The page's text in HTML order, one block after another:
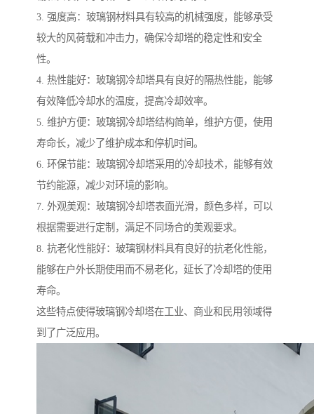
3. 强度高：玻璃钢材料具有较高的机械强度，能够承受
较大的风荷载和冲击力，确保冷却塔的稳定性和安全
性。
4. 热性能好：玻璃钢冷却塔具有良好的隔热性能，能够
有效降低冷却水的温度，提高冷却效率。
5. 维护方便：玻璃钢冷却塔结构简单，维护方便，使用
寿命长，减少了维护成本和停机时间。
6. 环保节能：玻璃钢冷却塔采用的冷却技术，能够有效
节约能源，减少对环境的影响。
7. 外观美观：玻璃钢冷却塔表面光滑，颜色多样，可以
根据需要进行定制，满足不同场合的美观要求。
8. 抗老化性能好：玻璃钢材料具有良好的抗老化性能，
能够在户外长期使用而不易老化，延长了冷却塔的使用
寿命。
这些特点使得玻璃钢冷却塔在工业、商业和民用领域得
到了广泛应用。